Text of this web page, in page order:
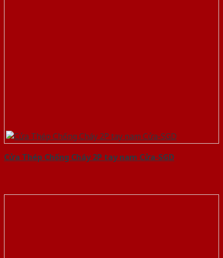
Cửa Thép Chống Cháy 2P tay nam Cửa-SGD